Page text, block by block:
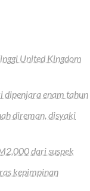
United Kingdom
dipenjara enam tahun
direman, disyaki
dari suspek
kepimpinan